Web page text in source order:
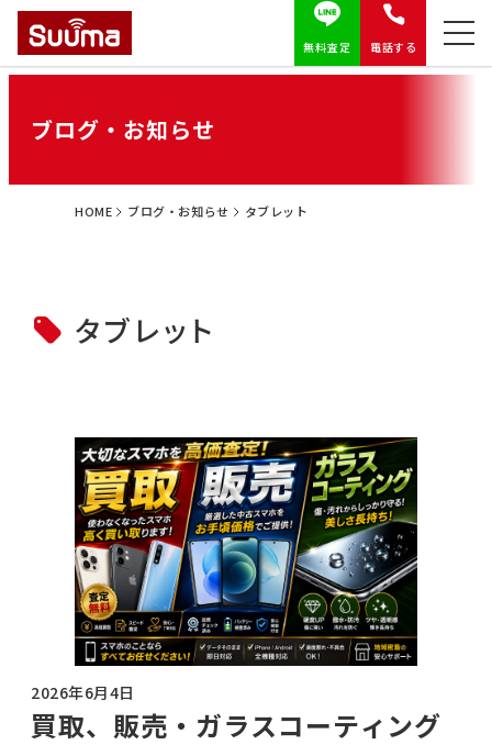
無料査定 電話する
ブログ・お知らせ
HOME ブログ・お知らせ タブレット
タブレット
2026年6月4日
買取、販売・ガラスコーティング